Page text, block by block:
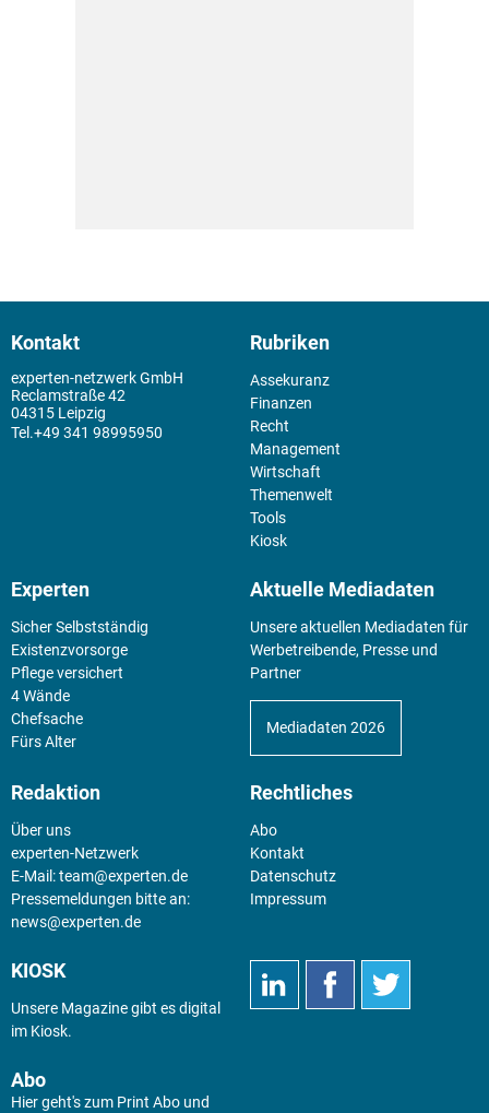
Kontakt
experten-netzwerk GmbH
Reclamstraße 42
04315 Leipzig
+49 341 98995950
Rubriken
Assekuranz
Finanzen
Recht
Management
Wirtschaft
Themenwelt
Tools
Kiosk
Experten
Sicher Selbstständig
Existenz­vorsorge
Pflege versichert
4 Wände
Chefsache
Fürs Alter
Aktuelle Mediadaten
Unsere aktuellen Mediadaten für
Werbetreibende, Presse und
Partner
Mediadaten 2026
Redaktion
Über uns
experten-Netzwerk
E-Mail:team@experten.de
Pressemeldungen bitte an:
news@experten.de
Rechtliches
Abo
Kontakt
Datenschutz
Impressum
KIOSK
Unsere Magazine gibt es digital
im Kiosk.
Abo
Hier geht's zum Print Abo und